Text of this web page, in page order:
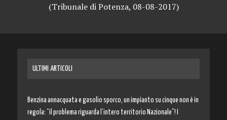
(Tribunale di Potenza, 08-08-2017)
ULTIMI ARTICOLI
Benzina annacquata e gasolio sporco, un impianto su cinque non è in
regola: “il problema riguarda l’intero territorio Nazionale”! I